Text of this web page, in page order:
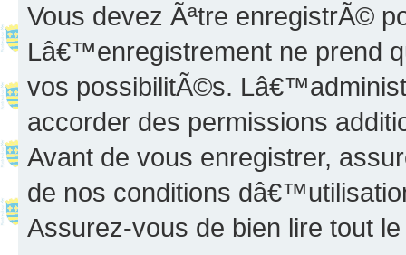
Vous devez Ãªtre enregistrÃ©
Lâ€™enregistrement ne prend
vos possibilitÃ©s.
accorder des permissions
Avant de vous enregistrer,
de nos conditions
Assurez-vous de bien lire tout